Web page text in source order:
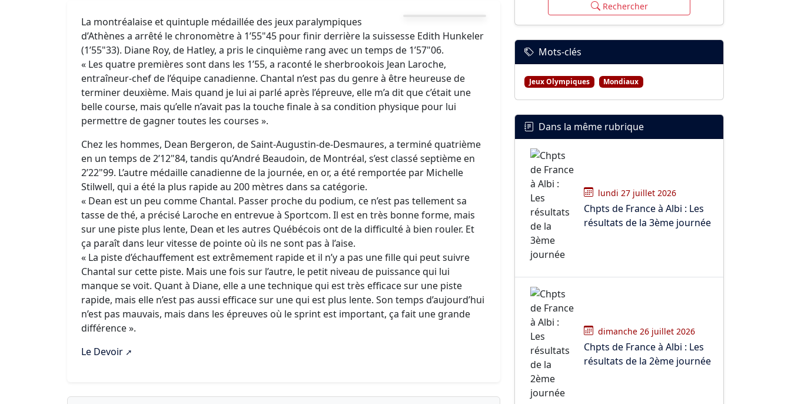
La montréalaise et quintuple médaillée des jeux paralympiques
d’Athènes a arrêté le chronomètre à 1’55"45 pour finir derrière la suissesse Edith Hunkeler
(1’55"33). Diane Roy, de Hatley, a pris le cinquième rang avec un temps de 1’57"06.
« Les quatre premières sont dans les 1’55, a raconté le sherbrookois Jean Laroche,
entraîneur-chef de l’équipe canadienne. Chantal n’est pas du genre à être heureuse de
terminer deuxième. Mais quand je lui ai parlé après l’épreuve, elle m’a dit que c’était une
belle course, mais qu’elle n’avait pas la touche finale à sa condition physique pour lui
permettre de gagner toutes les courses ».
Chez les hommes, Dean Bergeron, de Saint-Augustin-de-Desmaures, a terminé quatrième
en un temps de 2’12"84, tandis qu’André Beaudoin, de Montréal, s’est classé septième en
2’22"99. L’autre médaille canadienne de la journée, en or, a été remportée par Michelle
Stilwell, qui a été la plus rapide au 200 mètres dans sa catégorie.
« Dean est un peu comme Chantal. Passer proche du podium, ce n’est pas tellement sa
tasse de thé, a précisé Laroche en entrevue à Sportcom. Il est en très bonne forme, mais
sur une piste plus lente, Dean et les autres Québécois ont de la difficulté à bien rouler. Et
ça paraît dans leur vitesse de pointe où ils ne sont pas à l’aise.
« La piste d’échauffement est extrêmement rapide et il n’y a pas une fille qui peut suivre
Chantal sur cette piste. Mais une fois sur l’autre, le petit niveau de puissance qui lui
manque se voit. Quant à Diane, elle a une technique qui est très efficace sur une piste
rapide, mais elle n’est pas aussi efficace sur une qui est plus lente. Son temps d’aujourd’hui
n’est pas mauvais, mais dans les épreuves où le sprint est important, ça fait une grande
différence ».
Le Devoir
Rechercher
Mots-clés
Jeux Olympiques Mondiaux
Dans la même rubrique
lundi 27 juillet 2026
Chpts de France à Albi : Les
résultats de la 3ème journée
dimanche 26 juillet 2026
Chpts de France à Albi : Les
résultats de la 2ème journée